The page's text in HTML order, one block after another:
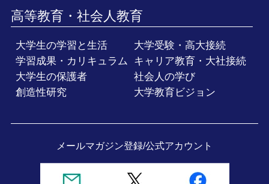
高等教育・社会人教育
大学生の学習と生活
大学受験・高大接続
学習成果・カリキュラム
キャリア教育・大社接続
大学生の保護者
社会人の学び
創造性研究
大学教育ビジョン
メールマガジン登録/公式アカウント